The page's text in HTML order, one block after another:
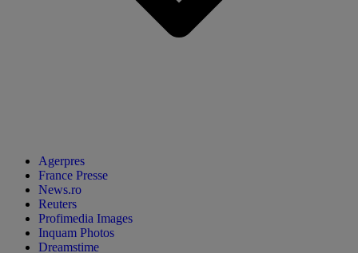
Agerpres
France Presse
News.ro
Reuters
Profimedia Images
Inquam Photos
Dreamstime